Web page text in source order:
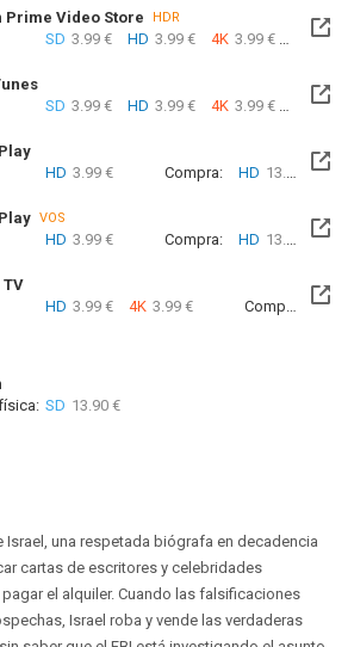
Prime Video Store HDR
SD 3.99 € HD 3.99 € 4K 3.99 €
SD 3.99 € HD 3.99 € 4K 3.99 €
HD 3.99 € Compra: HD 13.99 €
VOS
HD 3.99 € Compra: HD 13.99 €
TV
HD 3.99 € 4K 3.99 € Compra: SD
SD 13.90 €
Israel, una respetada biógrafa en decadencia
cartas de escritores y celebridades
el alquiler. Cuando las falsificaciones
Israel roba y vende las verdaderas